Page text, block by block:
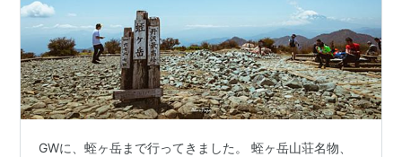
GWに、蛭ヶ岳まで行ってきました。 蛭ヶ岳山荘名物、